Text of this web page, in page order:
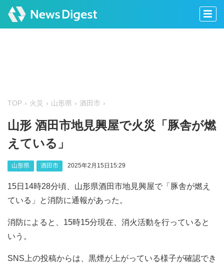
TOP 火災 山形県 酒田市
山形 酒田市地見興屋で火災「豚舎が燃
えている」
山形県 酒田市 2025年2月15日15:29
15日14時28分頃、山形県酒田市地見興屋で「豚舎が燃え
ている」と消防に通報があった。
消防によると、15時15分現在、消火活動を行っていると
いう。
SNS上の投稿からは、黒煙が上がっている様子が確認でき